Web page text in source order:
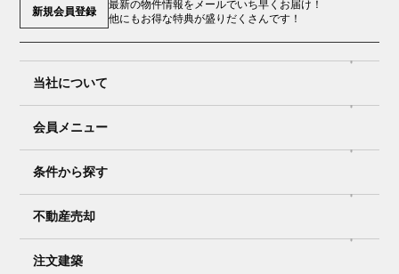
新規会員登録
最新の物件情報をメールでいち早くお届け！
他にもお得な特典が盛りだくさんです！
当社について
会員メニュー
条件から探す
不動産売却
注文建築